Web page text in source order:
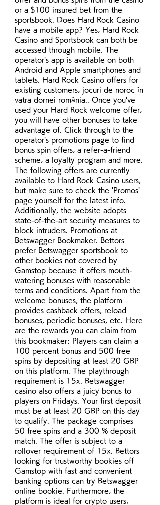
or a $100 insured bet from the
sportsbook. Does Hard Rock Casino
have a mobile app? Yes, Hard Rock
Casino and Sportsbook can both be
accessed through mobile. The
operator's app is available on both
Android and Apple smartphones and
tablets. Hard Rock Casino offers for
existing customers, jocuri de noroc în
vatra dornei românia.. Once you've
used your Hard Rock welcome offer,
you will have other bonuses to take
advantage of. Click through to the
operator's promotions page to find
bonus spin offers, a refer-a-friend
scheme, a loyalty program and more.
The following offers are currently
available to Hard Rock Casino users,
but make sure to check the 'Promos'
page yourself for the latest info.
Additionally, the website adopts
state-of-the-art security measures to
block intruders. Promotions at
Betswagger Bookmaker. Bettors
prefer Betswagger sportsbook to
other bookies not covered by
Gamstop because it offers mouth-
watering bonuses with reasonable
terms and conditions. Apart from the
welcome bonuses, the platform
provides cashback offers, reload
bonuses, periodic bonuses, etc. Here
are the rewards you can claim from
this bookmaker: Players can claim a
100 percent bonus and 500 free
spins by depositing at least 20 GBP
on this platform. The playthrough
requirement is 15x. Betswagger
casino also offers a juicy bonus to
players on Fridays. Your first deposit
must be at least 20 GBP on this day
to qualify. The package comprises
50 free spins and a 300 % deposit
match. The offer is subject to a
rollover requirement of 15x. Bettors
looking for trustworthy bookies off
Gamstop with fast and convenient
banking options can try Betswagger
online bookie. Furthermore, the
platform is ideal for crypto users,